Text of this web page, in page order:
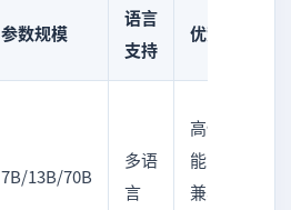
参数规模
语言
支持
优势
7B/13B/70B
多语
言
高性
能，
兼容